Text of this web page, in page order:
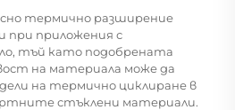
термично разширение
при приложения с
тъй като подобрената
на материала може да
на термично циклиране в
стъклени материали.